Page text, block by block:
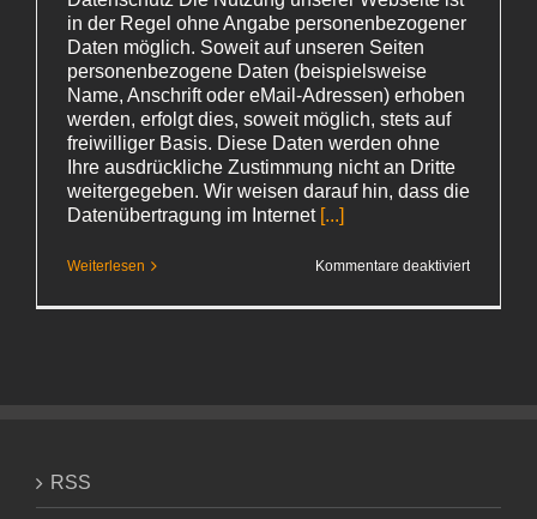
in der Regel ohne Angabe personenbezogener
Daten möglich. Soweit auf unseren Seiten
personenbezogene Daten (beispielsweise
Name, Anschrift oder eMail-Adressen) erhoben
werden, erfolgt dies, soweit möglich, stets auf
freiwilliger Basis. Diese Daten werden ohne
Ihre ausdrückliche Zustimmung nicht an Dritte
weitergegeben. Wir weisen darauf hin, dass die
Datenübertragung im Internet [...]
Weiterlesen Kommentare deaktiviertfür
RSS